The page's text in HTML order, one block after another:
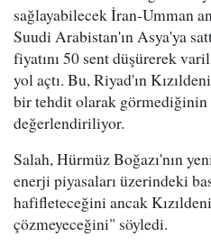
sağlayabilecek İran-Umman
Suudi Arabistan'ın Asya'ya
fiyatını 50 sent düşürerek
yol açtı. Bu, Riyad'ın
bir tehdit olarak
değerlendiriliyor.
Salah, Hürmüz Boğazı'nın
enerji piyasaları üzerindeki
hafifleteceğini ancak
çözmeyeceğini" söyledi.